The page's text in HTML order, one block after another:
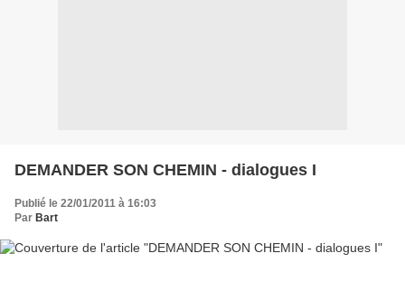
DEMANDER SON CHEMIN - dialogues I
Publié le 22/01/2011 à 16:03
Par Bart